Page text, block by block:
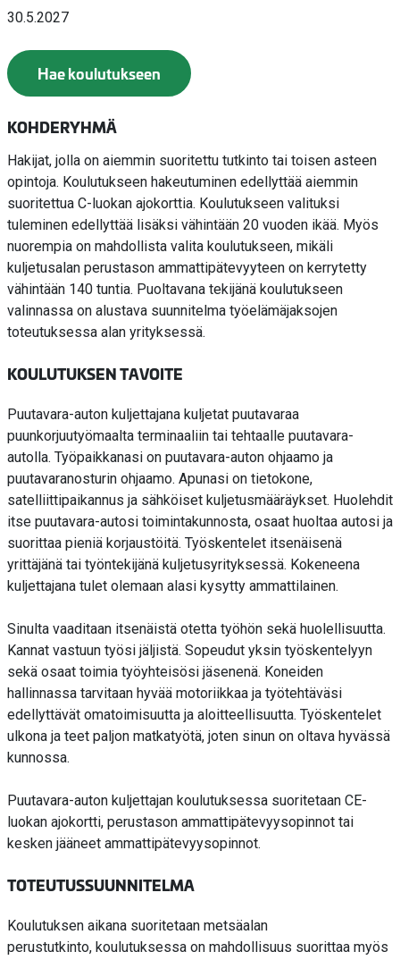
30.5.2027
Hae koulutukseen
KOHDERYHMÄ
Hakijat, jolla on aiemmin suoritettu tutkinto tai toisen asteen
opintoja. Koulutukseen hakeutuminen edellyttää aiemmin
suoritettua C-luokan ajokorttia. Koulutukseen valituksi
tuleminen edellyttää lisäksi vähintään 20 vuoden ikää. Myös
nuorempia on mahdollista valita koulutukseen, mikäli
kuljetusalan perustason ammattipätevyyteen on kerrytetty
vähintään 140 tuntia. Puoltavana tekijänä koulutukseen
valinnassa on alustava suunnitelma työelämäjaksojen
toteutuksessa alan yrityksessä.
KOULUTUKSEN TAVOITE
Puutavara-auton kuljettajana kuljetat puutavaraa
puunkorjuutyömaalta terminaaliin tai tehtaalle puutavara-
autolla. Työpaikkanasi on puutavara-auton ohjaamo ja
puutavaranosturin ohjaamo. Apunasi on tietokone,
satelliittipaikannus ja sähköiset kuljetusmääräykset. Huolehdit
itse puutavara-autosi toimintakunnosta, osaat huoltaa autosi ja
suorittaa pieniä korjaustöitä. Työskentelet itsenäisenä
yrittäjänä tai työntekijänä kuljetusyrityksessä. Kokeneena
kuljettajana tulet olemaan alasi kysytty ammattilainen.
Sinulta vaaditaan itsenäistä otetta työhön sekä huolellisuutta.
Kannat vastuun työsi jäljistä. Sopeudut yksin työskentelyyn
sekä osaat toimia työyhteisösi jäsenenä. Koneiden
hallinnassa tarvitaan hyvää motoriikkaa ja työtehtäväsi
edellyttävät omatoimisuutta ja aloitteellisuutta. Työskentelet
ulkona ja teet paljon matkatyötä, joten sinun on oltava hyvässä
kunnossa.
Puutavara-auton kuljettajan koulutuksessa suoritetaan CE-
luokan ajokortti, perustason ammattipätevyysopinnot tai
kesken jääneet ammattipätevyysopinnot.
TOTEUTUSSUUNNITELMA
Koulutuksen aikana suoritetaan metsäalan
perustutkinto, koulutuksessa on mahdollisuus suorittaa myös